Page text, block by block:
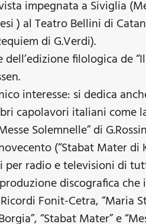
impegnata a Siviglia
) al Teatro Bellini di
di G.Verdi).
dell’edizione filologica de
interesse: si dedica
capolavori italiani come
Solemnelle” di
(“Stabat Mater di
per radio e televisioni di
discografica che
Fonit-Cetra, “Maria
“Stabat Mater” e